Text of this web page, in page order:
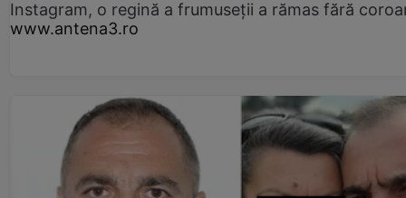
Instagram, o regină a frumuseții a rămas fără
www.antena3.ro